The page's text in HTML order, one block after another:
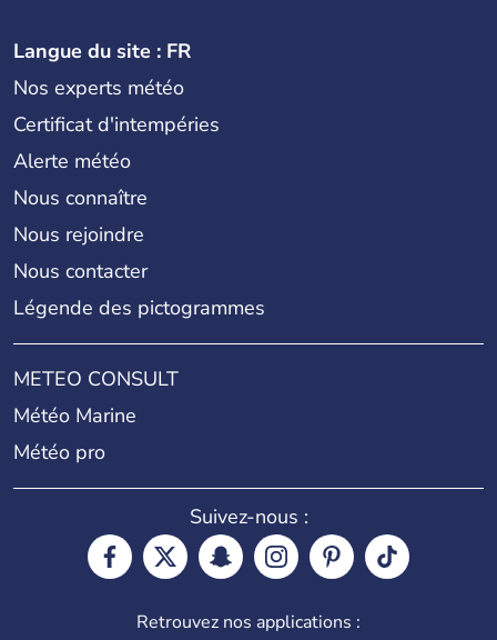
Langue du site : FR
Nos experts météo
Certificat d'intempéries
Alerte météo
Nous connaître
Nous rejoindre
Nous contacter
Légende des pictogrammes
METEO CONSULT
Météo Marine
Météo pro
Suivez-nous :
Retrouvez nos applications :